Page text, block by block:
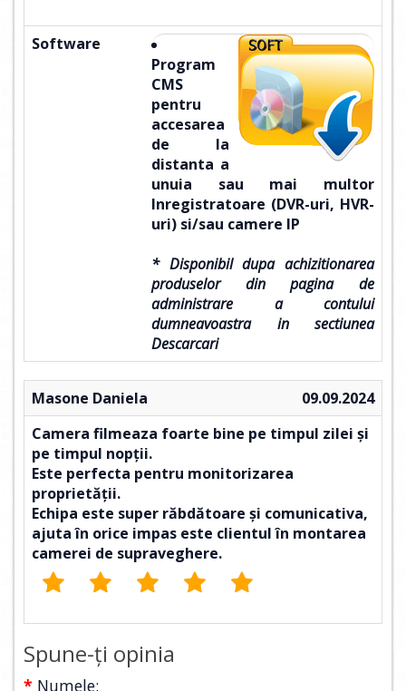
Software
Program
CMS
pentru
accesarea
de la
distanta a
unuia sau mai multor
Inregistratoare (DVR-uri, HVR-
uri) si/sau camere IP
* Disponibil dupa achizitionarea
produselor din pagina de
administrare a contului
dumneavoastra in sectiunea
Descarcari
Masone Daniela
09.09.2024
Camera filmeaza foarte bine pe timpul zilei și
pe timpul nopții.
Este perfecta pentru monitorizarea
proprietății.
Echipa este super răbdătoare și comunicativa,
ajuta în orice impas este clientul în montarea
camerei de supraveghere.
Spune-ţi opinia
Numele: